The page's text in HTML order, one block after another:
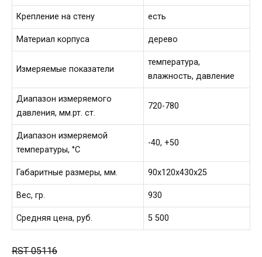
Крепление на стену есть
Материал корпуса дерево
Измеряемые показатели
температура,
влажность, давление
Диапазон измеряемого
давления, мм.рт. ст.
720-780
Диапазон измеряемой
температуры, °С
-40, +50
Габаритные размеры, мм. 90х120х430х25
Вес, гр. 930
Средняя цена, руб. 5 500
RST 05116